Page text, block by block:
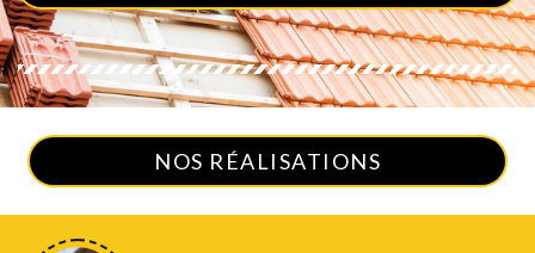
NOS RÉALISATIONS